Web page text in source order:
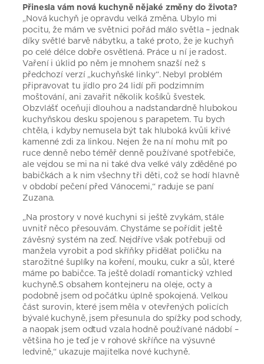
Přinesla vám nová kuchyně nějaké změny do života?
„Nová kuchyň je opravdu velká změna. Ubylo mi
pocitu, že mám ve světnici pořád málo světla – jednak
díky světlé barvě nábytku, a také proto, že je kuchyň
po celé délce dobře osvětlená. Práce u ní je radost.
Vaření i úklid po něm je mnohem snazší než s
předchozí verzí „kuchyňské linky“. Nebyl problém
připravovat tu jídlo pro 24 lidí při podzimním
moštování, ani zavařit několik košíků švestek.
Obzvlášť oceňuji dlouhou a nadstandardně hlubokou
kuchyňskou desku spojenou s parapetem. Tu bych
chtěla, i kdyby nemusela být tak hluboká kvůli křivé
kamenné zdi za linkou. Nejen že na ní mohu mít po
ruce denně nebo téměř denně používané spotřebiče,
ale vejdou se mi na ni také dva velké vály zděděné po
babičkách a k nim všechny tři děti, což se hodí hlavně
v období pečení před Vánocemi,“ raduje se paní
Zuzana.
„Na prostory v nové kuchyni si ještě zvykám, stále
uvnitř něco přesouvám. Chystáme se pořídit ještě
závěsný systém na zeď. Nejdříve však potřebuji od
manžela vyrobit a pod skříňky přidělat poličku na
starožitné šuplíky na koření, mouku, cukr a sůl, které
máme po babičce. Ta ještě doladí romantický vzhled
kuchyně.S obsahem kontejneru na oleje, octy a
podobně jsem od počátku úplně spokojená. Velkou
část surovin, které jsem měla v otevřených policích
bývalé kuchyně, jsem přesunula do spížky pod schody,
a naopak jsem odtud vzala hodně používané nádobí –
většina ho je teď je v rohové skříňce na výsuvné
ledvině,“ ukazuje majitelka nové kuchyně.